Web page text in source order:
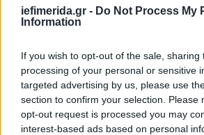
iefimerida.gr - Do Not Process My
Information
If you wish to opt-out of the sale, sharing
processing of your personal or sensitive
targeted advertising by us, please use
section to confirm your selection. Please
opt-out request is processed you may
interest-based ads based on personal
Κύθνοςτο 79%, αλλά με μικρή
κλάδο των βραχυχρόνιων
εγγεγραμμένα σε πλατφόρμες
μίσθωσης, και ηΜύκονοςμε 75%
στον κλάδο της βραχυχρόνια
ακίνητα.